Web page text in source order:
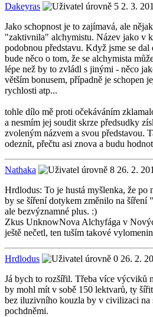
Dakeyras
2. 3.
Jako schopnost je to zajímavá, ale
"zaktivnila" alchymistu. Název jako v
podobnou představu. Když jsme se
bude něco o tom, že se alchymista
lépe než by to zvládl s jinými - něco
větším bonusem, případně je schopen
rychlosti atp...
tohle dílo mě proti očekáváním
a nesmím jej soudit skrze předsudky
zvoleným názvem a svou představou.
odeznít, přečtu asi znova a budu
Nathaka
26. 2.
Hrdlodus: To je hustá myšlenka, že
by se šíření dotykem změnilo na šíření
ale bezvýznamné plus. :)
Zkus UnknowNova Alchyfága v
ještě nečetl, ten tuším takové
Hrdlodus
26. 2.
Já bych to rozšířil. Třeba více výcviků
by mohl mít v sobě 150 lektvarů, ty
bez iluzivního kouzla by v civilizaci na
pochdněmi.